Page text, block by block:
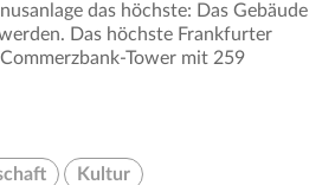
das höchste: Das Gebäude
Das höchste Frankfurter
Tower mit 259
Kultur